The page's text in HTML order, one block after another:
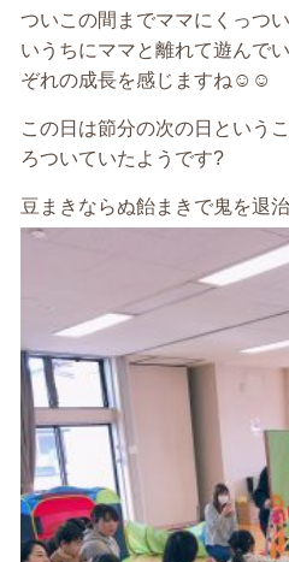
ついこの間までママにくっつ
いうちにママと離れて遊んで
ぞれの成長を感じますね☺️☺️
この日は節分の次の日という
ろついていたようです?
豆まきならぬ飴まきで鬼を退治